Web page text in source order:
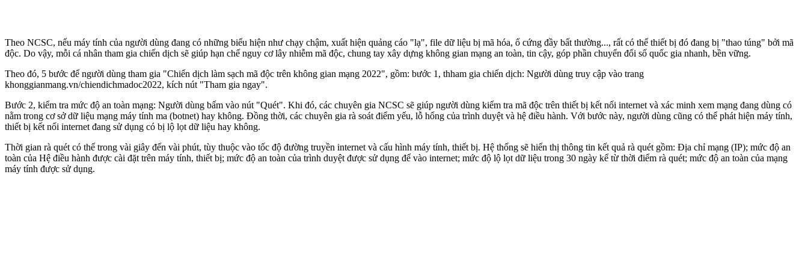
Theo NCSC, nếu máy tính của người dùng đang có những biểu hiện như chạy chậm, xuất hiện quảng cáo "lạ", file dữ liệu bị mã hóa, ổ cứng đầy bất thường..., rất có thể thiết bị đó đang bị "thao túng" bởi mã
độc. Do vậy, mỗi cá nhân tham gia chiến dịch sẽ giúp hạn chế nguy cơ lây nhiễm mã độc, chung tay xây dựng không gian mạng an toàn, tin cậy, góp phần chuyển đổi số quốc gia nhanh, bền vững.
Theo đó, 5 bước để người dùng tham gia "Chiến dịch làm sạch mã độc trên không gian mạng 2022", gồm: bước 1, thham gia chiến dịch: Người dùng truy cập vào trang
khonggianmang.vn/chiendichmadoc2022, kích nút "Tham gia ngay".
Bước 2, kiểm tra mức độ an toàn mạng: Người dùng bấm vào nút "Quét". Khi đó, các chuyên gia NCSC sẽ giúp người dùng kiểm tra mã độc trên thiết bị kết nối internet và xác minh xem mạng đang dùng có
nằm trong cơ sở dữ liệu mạng máy tính ma (botnet) hay không. Đồng thời, các chuyên gia rà soát điểm yếu, lỗ hổng của trình duyệt và hệ điều hành. Với bước này, người dùng cũng có thể phát hiện máy tính,
thiết bị kết nối internet đang sử dụng có bị lộ lọt dữ liệu hay không.
Thời gian rà quét có thể trong vài giây đến vài phút, tùy thuộc vào tốc độ đường truyền internet và cấu hình máy tính, thiết bị. Hệ thống sẽ hiển thị thông tin kết quả rà quét gồm: Địa chỉ mạng (IP); mức độ an
toàn của Hệ điều hành được cài đặt trên máy tính, thiết bị; mức độ an toàn của trình duyệt được sử dụng để vào internet; mức độ lộ lọt dữ liệu trong 30 ngày kể từ thời điểm rà quét; mức độ an toàn của mạng
máy tính được sử dụng.